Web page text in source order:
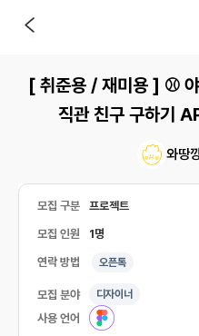
[ 취준용 / 재미용 ] ⚾️
직관 친구 구하기
와땅
모집 구분 프로젝트
모집 인원 1명
연락 방법 오픈톡
모집 분야 디자이너
사용 언어